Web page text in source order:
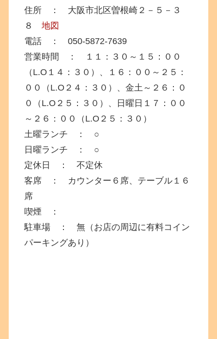
住所 ： 大阪市北区曽根崎２－５－３
８地図
電話 ： 050-5872-7639
営業時間 ： １１：３０～１５：００
（L.O１４：３０）、１６：００～２５：
００（L.O２４：３０）、金土～２６：０
０（L.O２５：３０）、日曜日１７：００
～２６：００（L.O２５：３０）
土曜ランチ ： ○
日曜ランチ ： ○
定休日 ： 不定休
客席 ： カウンター６席、テーブル１６
席
喫煙 ：
駐車場 ： 無（お店の周辺に有料コイン
パーキングあり）